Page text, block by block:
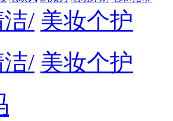
洁/ 美妆个护
洁/ 美妆个护